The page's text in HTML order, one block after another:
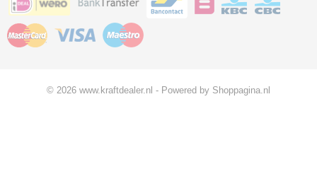
© 2026 www.kraftdealer.nl - Powered by Shoppagina.nl